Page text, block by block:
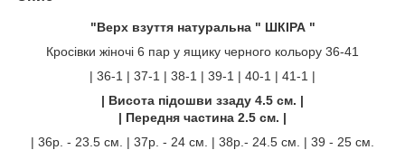
"Верх взуття натуральна " ШКІРА "
Кросівки жіночі 6 пар у ящику черного кольору 36-41
| 36-1 | 37-1 | 38-1 | 39-1 | 40-1 | 41-1 |
| Висота підошви ззаду 4.5 см. |
| Передня частина 2.5 см. |
| 36р. - 23.5 см. | 37р. - 24 см. | 38р.- 24.5 см. | 39 - 25 см.